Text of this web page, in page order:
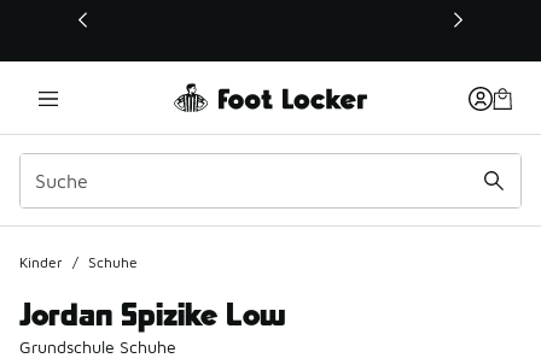
Dieser Link öffnet sich in einem neuen Fenster
Kinder / Schuhe
Jordan Spizike Low
Grundschule Schuhe